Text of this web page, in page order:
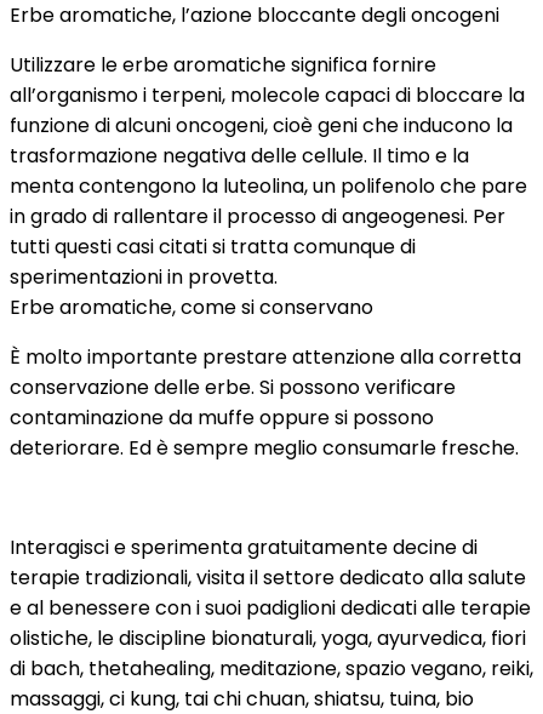
Erbe aromatiche, l’azione bloccante degli oncogeni
Utilizzare le erbe aromatiche significa fornire
all’organismo i terpeni, molecole capaci di bloccare la
funzione di alcuni oncogeni, cioè geni che inducono la
trasformazione negativa delle cellule. Il timo e la
menta contengono la luteolina, un polifenolo che pare
in grado di rallentare il processo di angeogenesi. Per
tutti questi casi citati si tratta comunque di
sperimentazioni in provetta.
Erbe aromatiche, come si conservano
È molto importante prestare attenzione alla corretta
conservazione delle erbe. Si possono verificare
contaminazione da muffe oppure si possono
deteriorare. Ed è sempre meglio consumarle fresche.
Interagisci e sperimenta gratuitamente decine di
terapie tradizionali, visita il settore dedicato alla salute
e al benessere con i suoi padiglioni dedicati alle terapie
olistiche, le discipline bionaturali, yoga, ayurvedica, fiori
di bach, thetahealing, meditazione, spazio vegano, reiki,
massaggi, ci kung, tai chi chuan, shiatsu, tuina, bio